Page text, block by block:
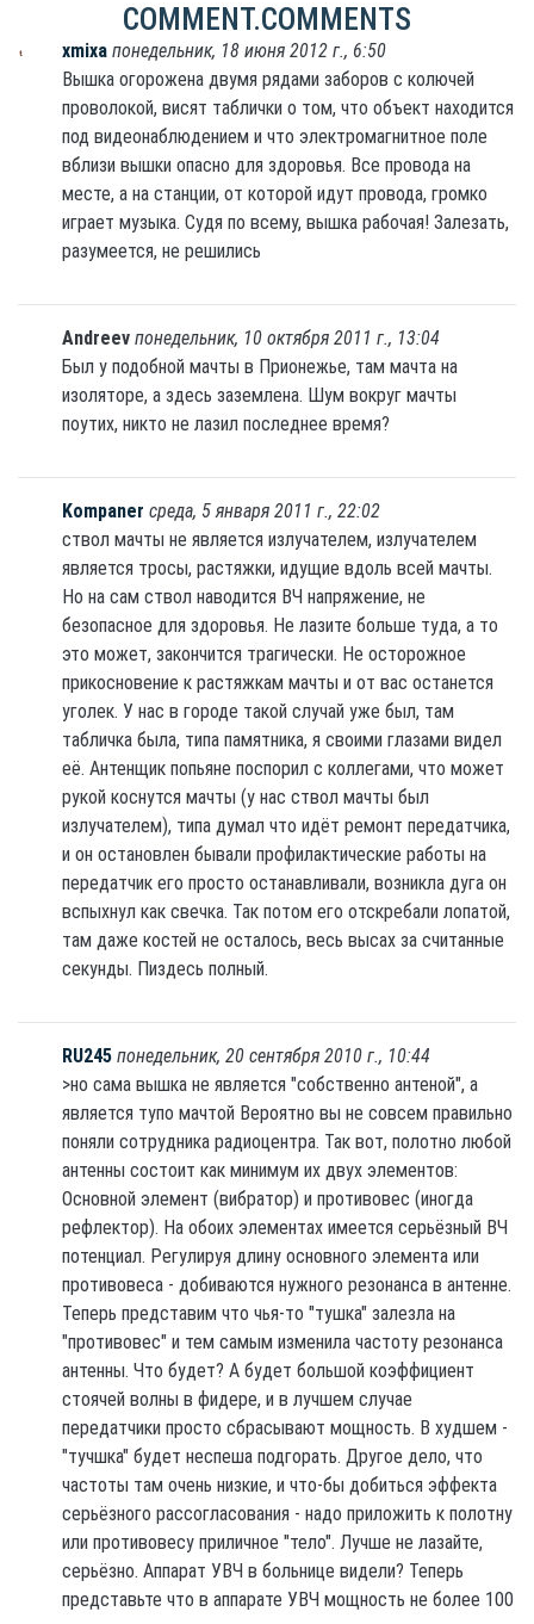
COMMENT.COMMENTS
xmixaпонедельник, 18 июня 2012 г., 6:50
Вышка огорожена двумя рядами заборов с колючей
проволокой, висят таблички о том, что объект находится
под видеонаблюдением и что электромагнитное поле
вблизи вышки опасно для здоровья. Все провода на
месте, а на станции, от которой идут провода, громко
играет музыка. Судя по всему, вышка рабочая! Залезать,
разумеется, не решились
Andreevпонедельник, 10 октября 2011 г., 13:04
Был у подобной мачты в Прионежье, там мачта на
изоляторе, а здесь заземлена. Шум вокруг мачты
поутих, никто не лазил последнее время?
Kompaner среда, 5 января 2011 г., 22:02
ствол мачты не является излучателем, излучателем
является тросы, растяжки, идущие вдоль всей мачты.
Но на сам ствол наводится ВЧ напряжение, не
безопасное для здоровья. Не лазите больше туда, а то
это может, закончится трагически. Не осторожное
прикосновение к растяжкам мачты и от вас останется
уголек. У нас в городе такой случай уже был, там
табличка была, типа памятника, я своими глазами видел
её. Антенщик попьяне поспорил с коллегами, что может
рукой коснутся мачты (у нас ствол мачты был
излучателем), типа думал что идёт ремонт передатчика,
и он остановлен бывали профилактические работы на
передатчик его просто останавливали, возникла дуга он
вспыхнул как свечка. Так потом его отскребали лопатой,
там даже костей не осталось, весь высах за считанные
секунды. Пиздесь полный.
RU245 понедельник, 20 сентября 2010 г., 10:44
>но сама вышка не является "собственно антеной", а
является тупо мачтой Вероятно вы не совсем правильно
поняли сотрудника радиоцентра. Так вот, полотно любой
антенны состоит как минимум их двух элементов:
Основной элемент (вибратор) и противовес (иногда
рефлектор). На обоих элементах имеется серьёзный ВЧ
потенциал. Регулируя длину основного элемента или
противовеса - добиваются нужного резонанса в антенне.
Теперь представим что чья-то "тушка" залезла на
"противовес" и тем самым изменила частоту резонанса
антенны. Что будет? А будет большой коэффициент
стоячей волны в фидере, и в лучшем случае
передатчики просто сбрасывают мощность. В худшем -
"тучшка" будет неспеша подгорать. Другое дело, что
частоты там очень низкие, и что-бы добиться эффекта
серьёзного рассогласования - надо приложить к полотну
или противовесу приличное "тело". Лучше не лазайте,
серьёзно. Аппарат УВЧ в больнице видели? Теперь
представьте что в аппарате УВЧ мощность не более 100